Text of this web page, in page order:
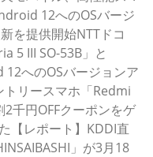
12へのOSバージ
を提供開始NTTドコ
5 III SO-53B」と
12へのOSバージョンア
トリースマホ「Redmi
千円OFFクーポンをゲ
【レポート】KDDI直
」が3月18